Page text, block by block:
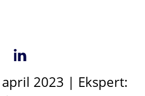
2023 | Ekspert: